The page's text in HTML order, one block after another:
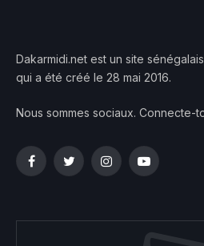
Dakarmidi.net est un site
qui a été créé le 28 mai 2016.
Nous sommes sociaux. Connecte-
FacebookTwitterInstagramYouTube